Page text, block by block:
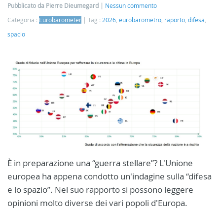
Pubblicato da Pierre Dieumegard
Nessun commento
Categoria : Eurobarometer Tag : 2026, eurobarometro, raporto, difesa,
spacio
È in preparazione una “guerra stellare”? L'Unione
europea ha appena condotto un'indagine sulla “difesa
e lo spazio”. Nel suo rapporto si possono leggere
opinioni molto diverse dei vari popoli d'Europa.